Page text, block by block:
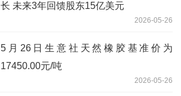
长 未来3年回馈股东15亿美元
2026-05-26
5月26日生意社天然橡胶基准价为
17450.00元/吨
2026-05-26